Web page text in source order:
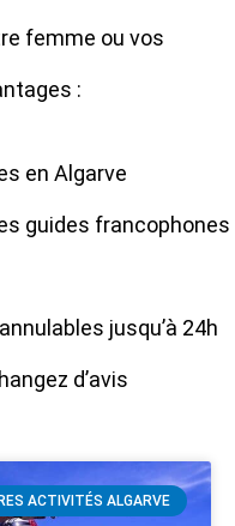
femme ou vos
:
en Algarve
guides francophones
jusqu’à 24h
d’avis
ACTIVITÉS ALGARVE